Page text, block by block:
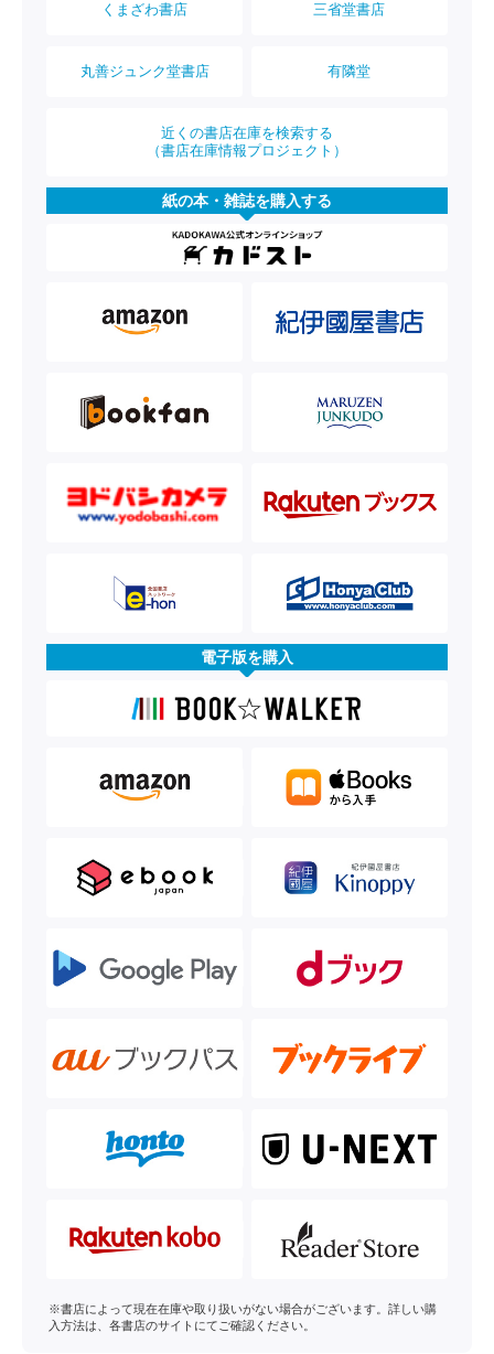
くまざわ書店 三省堂書店
丸善ジュンク堂書店 有隣堂
近くの書店在庫を検索する
（書店在庫情報プロジェクト）
紙の本・雑誌を購入する
電子版を購入
※書店によって現在在庫や取り扱いがない場合がございます。詳しい購
入方法は、各書店のサイトにてご確認ください。